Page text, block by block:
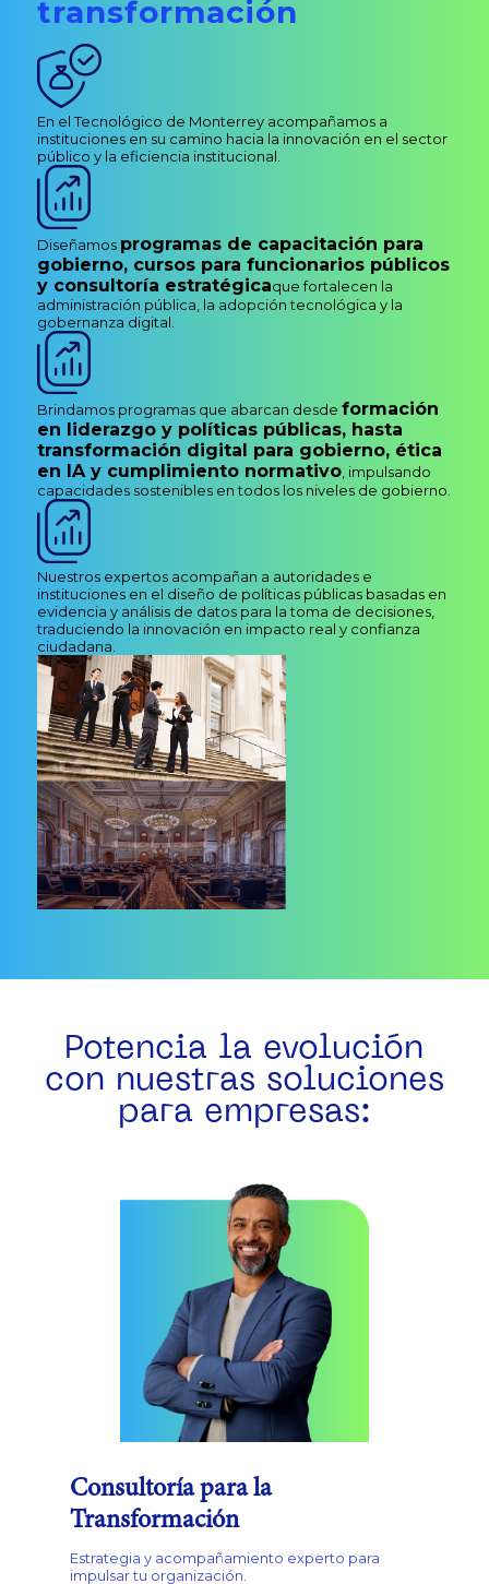
transformación
En el Tecnológico de Monterrey acompañamos a
instituciones en su camino hacia la innovación en el sector
público y la eficiencia institucional.
Diseñamos programas de capacitación para
gobierno, cursos para funcionarios públicos
y consultoría estratégicaque fortalecen la
administración pública, la adopción tecnológica y la
gobernanza digital.
Brindamos programas que abarcan desde formación
en liderazgo y políticas públicas, hasta
transformación digital para gobierno, ética
en IA y cumplimiento normativo, impulsando
capacidades sostenibles en todos los niveles de gobierno.
Nuestros expertos acompañan a autoridades e
instituciones en el diseño de políticas públicas basadas en
evidencia y análisis de datos para la toma de decisiones,
traduciendo la innovación en impacto real y confianza
ciudadana.
Potencia la evolución
con nuestras soluciones
para empresas:
Consultoría para la
Transformación
Estrategia y acompañamiento experto para
impulsar tu organización.